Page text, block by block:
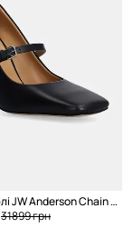
Шкіряні туфлі JW Anderson Chain Heel
31899 грн